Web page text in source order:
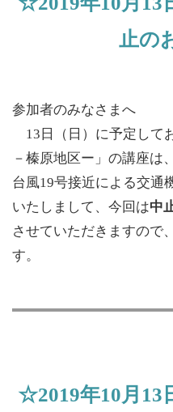
止の
参加者のみなさまへ
13日（日）に予定して
－榛原地区ー」の講座は、
台風19号接近による交通
いたしまして、今回は中
させていただきますので
す。
☆2019年10月13